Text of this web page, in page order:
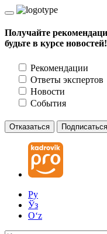
Получайте
будьте в курсе новостей!
Рекомендации
Ответы экспертов
Новости
События
Отказаться Подписаться
Ру
Ўз
Oʻz